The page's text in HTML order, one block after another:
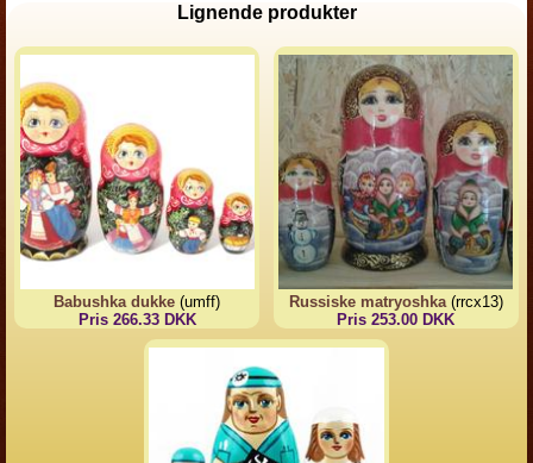
Lignende produkter
Babushka dukke (umff)
Pris 266.33 DKK
Russiske matryoshka(rrcx13)
Pris 253.00 DKK